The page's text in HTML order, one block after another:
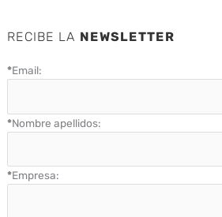
RECIBE LA NEWSLETTER
*Email:
*Nombre apellidos:
*Empresa: